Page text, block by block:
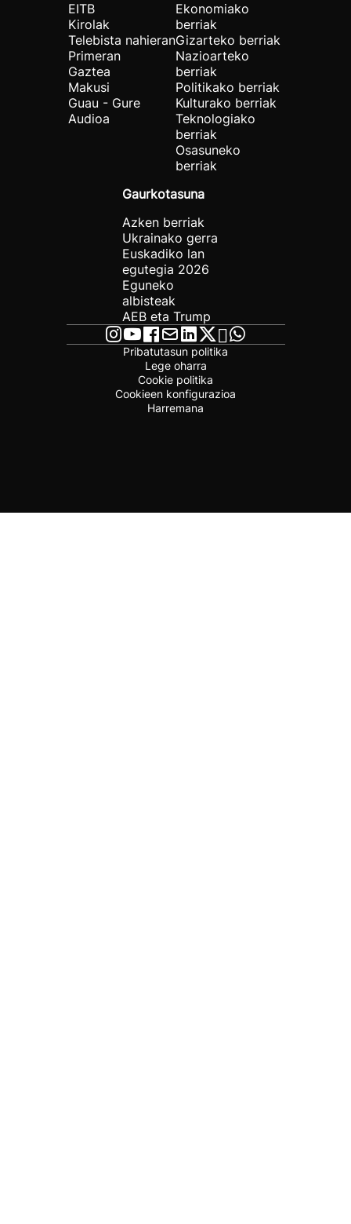
EITB
Kirolak
Telebista nahieran
Primeran
Gaztea
Makusi
Guau - Gure
Audioa
Ekonomiako
berriak
Gizarteko berriak
Nazioarteko
berriak
Politikako berriak
Kulturako berriak
Teknologiako
berriak
Osasuneko
berriak
Gaurkotasuna
Azken berriak
Ukrainako gerra
Euskadiko lan
egutegia 2026
Eguneko
albisteak
AEB eta Trump
Pribatutasun politika
Lege oharra
Cookie politika
Cookieen konfigurazioa
Harremana